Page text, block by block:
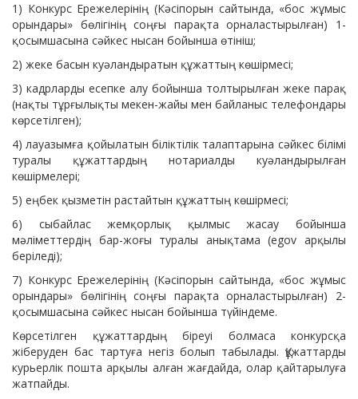
1) Конкурс Ережелерінің (Кәсіпорын сайтында, «бос жұмыс
орындары» бөлігінің соңғы парақта орналастырылған) 1-
қосымшасына сәйкес нысан бойынша өтініш;
2) жеке басын куәландыратын құжаттың көшірмесі;
3) кадрларды есепке алу бойынша толтырылған жеке парақ
(нақты тұрғылықты мекен-жайы мен байланыс телефондары
көрсетілген);
4) лауазымға қойылатын біліктілік талаптарына сәйкес білімі
туралы құжаттардың нотариалды куәландырылған
көшірмелері;
5) еңбек қызметін растайтын құжаттың көшірмесі;
6) сыбайлас жемқорлық қылмыс жасау бойынша
мәліметтердің бар-жоғы туралы анықтама (egov арқылы
беріледі);
7) Конкурс Ережелерінің (Кәсіпорын сайтында, «бос жұмыс
орындары» бөлігінің соңғы парақта орналастырылған) 2-
қосымшасына сәйкес нысан бойынша түйіндеме.
Көрсетілген құжаттардың біреуі болмаса конкурсқа
жіберуден бас тартуға негіз болып табылады. Құжаттарды
курьерлік пошта арқылы алған жағдайда, олар қайтарылуға
жатпайды.